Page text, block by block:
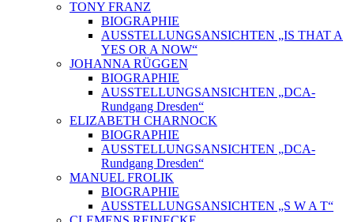
TONY FRANZ
BIOGRAPHIE
AUSSTELLUNGSANSICHTEN „IS THAT A
YES OR A NOW“
JOHANNA RÜGGEN
BIOGRAPHIE
AUSSTELLUNGSANSICHTEN „DCA-
Rundgang Dresden“
ELIZABETH CHARNOCK
BIOGRAPHIE
AUSSTELLUNGSANSICHTEN „DCA-
Rundgang Dresden“
MANUEL FROLIK
BIOGRAPHIE
AUSSTELLUNGSANSICHTEN „S W A T“